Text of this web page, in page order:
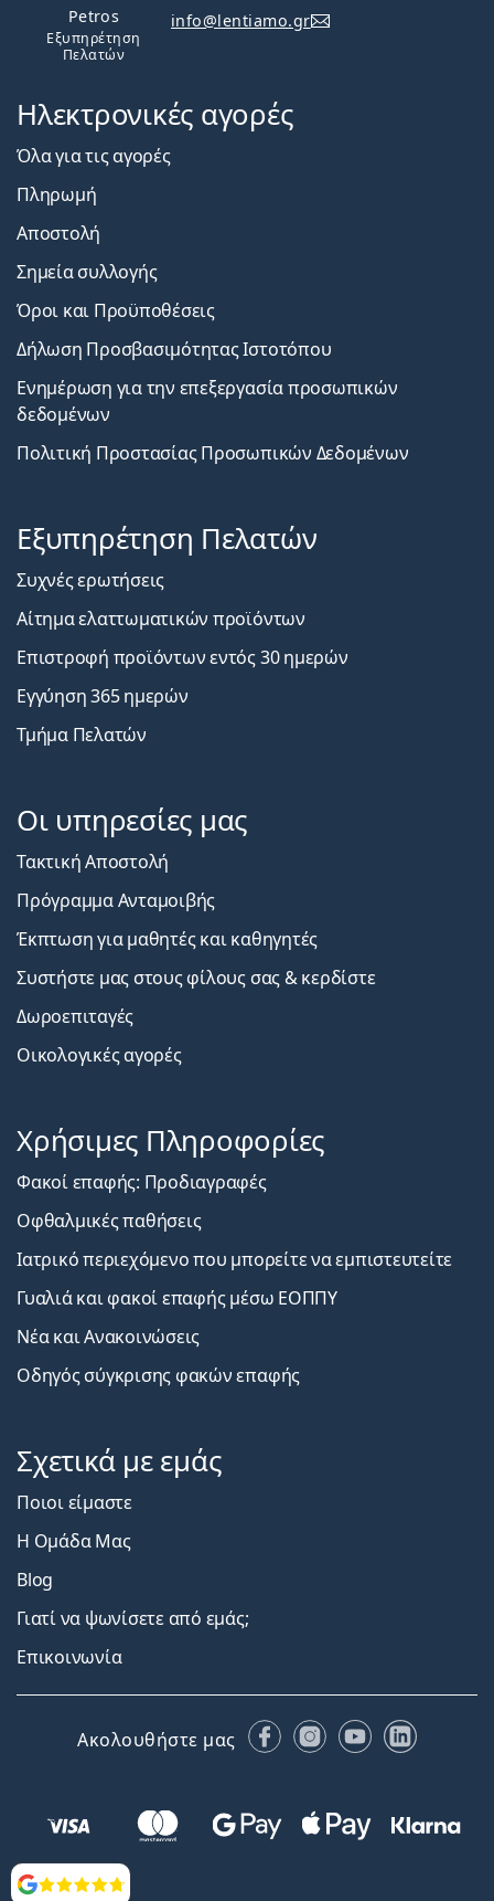
Αξιολογήσεις
Petros
Εξυπηρέτηση
Πελατών
info@lentiamo.gr
Ηλεκτρονικές αγορές
Όλα για τις αγορές
Πληρωμή
Αποστολή
Σημεία συλλογής
Όροι και Προϋποθέσεις
Δήλωση Προσβασιμότητας Ιστοτόπου
Ενημέρωση για την επεξεργασία προσωπικών
δεδομένων
Πολιτική Προστασίας Προσωπικών Δεδομένων
Εξυπηρέτηση Πελατών
Συχνές ερωτήσεις
Αίτημα ελαττωματικών προϊόντων
Επιστροφή προϊόντων εντός 30 ημερών
Εγγύηση 365 ημερών
Τμήμα Πελατών
Οι υπηρεσίες μας
Τακτική Αποστολή
Πρόγραμμα Ανταμοιβής
Έκπτωση για μαθητές και καθηγητές
Συστήστε μας στους φίλους σας & κερδίστε
Δωροεπιταγές
Οικολογικές αγορές
Χρήσιμες Πληροφορίες
Φακοί επαφής: Προδιαγραφές
Οφθαλμικές παθήσεις
Ιατρικό περιεχόμενο που μπορείτε να εμπιστευτείτε
Γυαλιά και φακοί επαφής μέσω ΕΟΠΠΥ
Νέα και Ανακοινώσεις
Οδηγός σύγκρισης φακών επαφής
Σχετικά με εμάς
Ποιοι είμαστε
Η Ομάδα Μας
Blog
Γιατί να ψωνίσετε από εμάς;
Επικοινωνία
Ακολουθήστε μας FacebookInstagram
YouTubeLinkedIn